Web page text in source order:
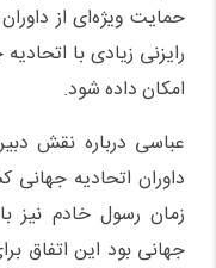
حمایت ویژه‌ای از
رایزنی زیادی با
امکان داده شود.
عباسی درباره نقش
داوران اتحادیه
زمان رسول خادم نیز
جهانی بود این اتفاق